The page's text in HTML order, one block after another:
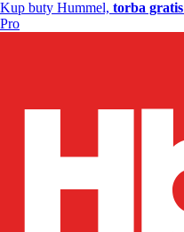
Kup buty Hummel, torba gratis
Pro